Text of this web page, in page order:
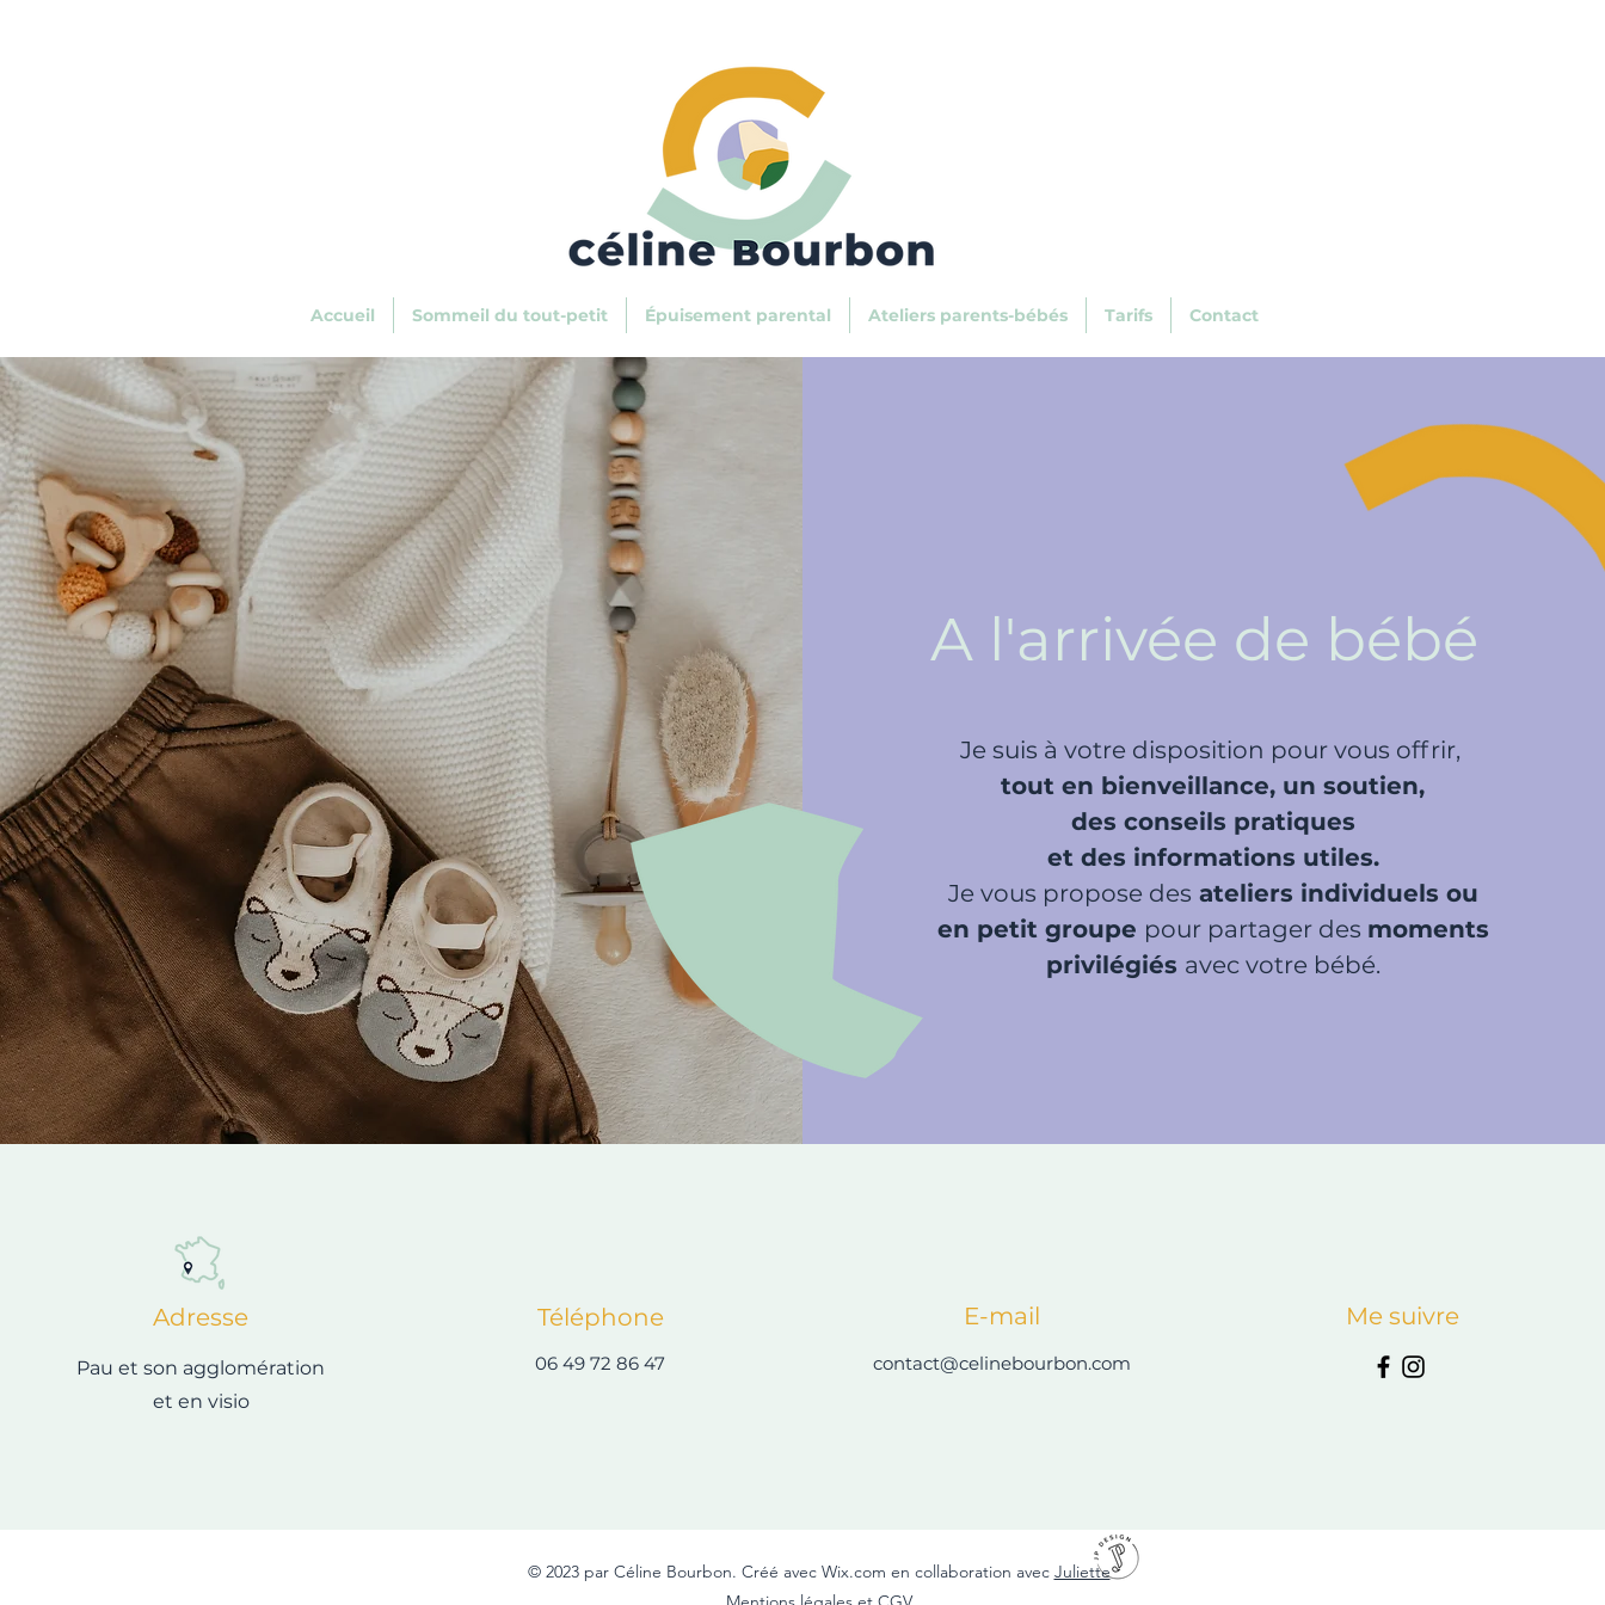
Accueil Sommeil du tout-petit Épuisement parental Ateliers parents-bébés Tarifs Contact
A l'arrivée de bébé
Je suis à votre disposition pour vous offrir,
tout en bienveillance, un soutien,
des conseils pratiques
et des informations utiles.
Je vous propose des ateliers individuels ou
en petit groupe pour partager des moments
privilégiés avec votre bébé.
Adresse
Pau et son agglomération
et en visio
Téléphone
06 49 72 86 47
E-mail
contact@celinebourbon.com
Me suivre
© 2023 par Céline Bourbon. Créé avec Wix.com en collaboration avec Juliette